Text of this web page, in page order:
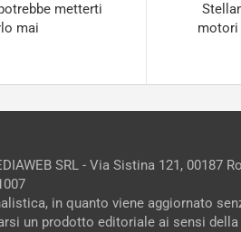
metterti
mai
motori
SRL - Via Sistina 121, 00187
in quanto viene aggiornato
un prodotto editoriale ai sensi della